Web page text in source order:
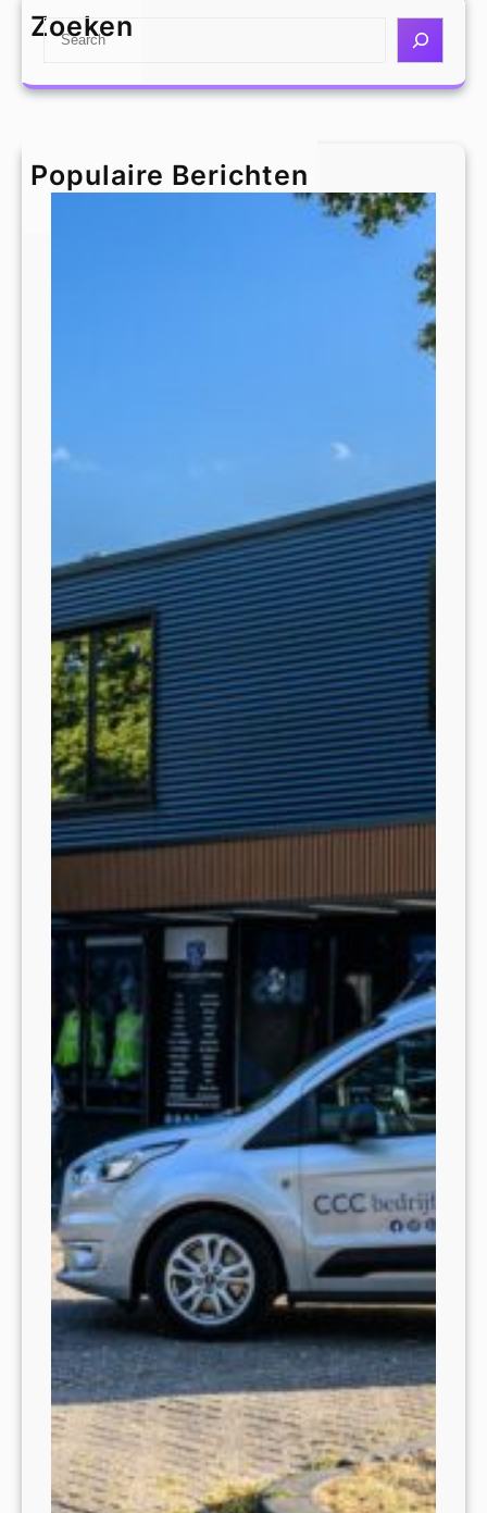
Zoeken
S
a
h
Populaire Berichten